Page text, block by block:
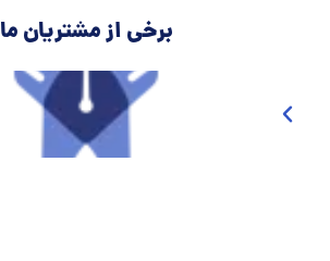
برخی از مشتریان ما